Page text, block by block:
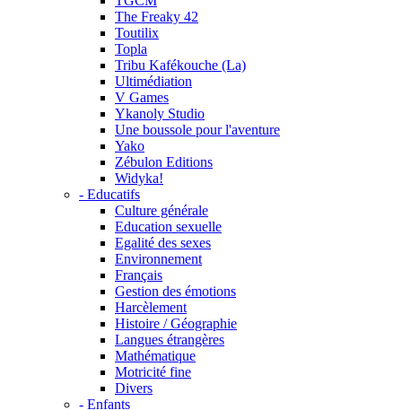
The Freaky 42
Toutilix
Topla
Tribu Kafékouche (La)
Ultimédiation
V Games
Ykanoly Studio
Une boussole pour l'aventure
Yako
Zébulon Editions
Widyka!
- Educatifs
Culture générale
Education sexuelle
Egalité des sexes
Environnement
Français
Gestion des émotions
Harcèlement
Histoire / Géographie
Langues étrangères
Mathématique
Motricité fine
Divers
- Enfants